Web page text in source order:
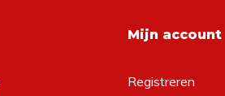
Mijn account
Registreren